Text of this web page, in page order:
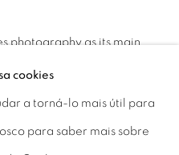
cookies
a torná-lo mais útil para
para saber mais sobre
photography as its main
thematic refinement, his
action and its social and